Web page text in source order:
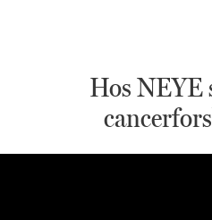
Hos NEYE